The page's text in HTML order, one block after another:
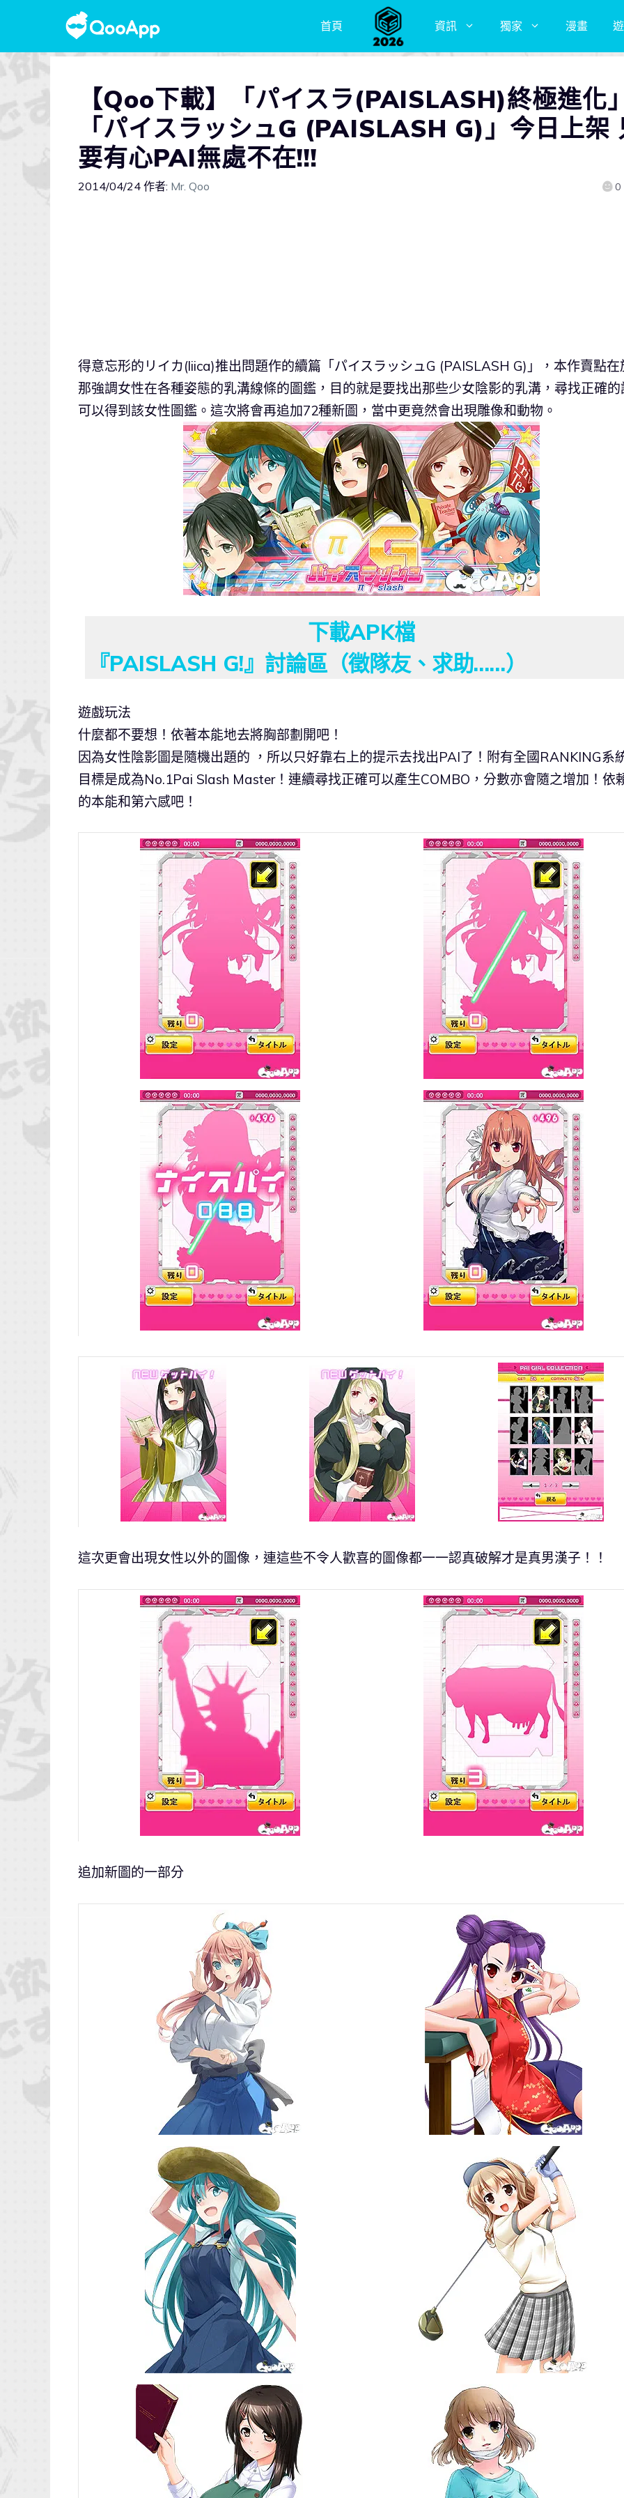
首頁 資訊 獨家 漫畫
【Qoo下載】「パイスラ(PAISLASH)終極進化
「パイスラッシュG (PAISLASH G)」今日上架
要有心PAI無處不在!!!
2014/04/24 作者: Mr. Qoo 0
得意忘形的リイカ(liica)推出問題作的續篇「パイスラッシュG (PAISLASH G)」，本作賣點在
那強調女性在各種姿態的乳溝線條的圖鑑，目的就是要找出那些少女陰影的乳溝，尋找正確的
可以得到該女性圖鑑。這次將會再追加72種新圖，當中更竟然會出現雕像和動物。
下載APK檔
『PAISLASH G!』討論區（徵隊友、求助……）
遊戲玩法
什麼都不要想！依著本能地去將胸部劃開吧！
因為女性陰影圖是隨機出題的 ，所以只好靠右上的提示去找出PAI了！附有全國RANKING系
目標是成為No.1Pai Slash Master！連續尋找正確可以產生COMBO，分數亦會隨之增加！依
的本能和第六感吧！
這次更會出現女性以外的圖像，連這些不令人歡喜的圖像都一一認真破解才是真男漢子！！
追加新圖的一部分